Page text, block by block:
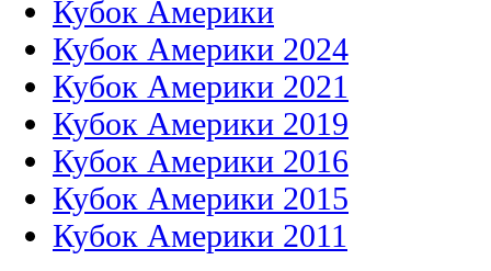
Кубок Америки
Кубок Америки 2024
Кубок Америки 2021
Кубок Америки 2019
Кубок Америки 2016
Кубок Америки 2015
Кубок Америки 2011